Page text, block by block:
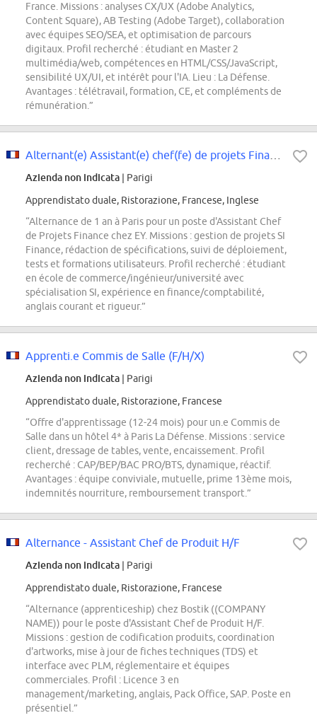
France. Missions : analyses CX/UX (Adobe Analytics,
Content Square), AB Testing (Adobe Target), collaboration
avec équipes SEO/SEA, et optimisation de parcours
digitaux. Profil recherché : étudiant en Master 2
multimédia/web, compétences en HTML/CSS/JavaScript,
sensibilité UX/UI, et intérêt pour l'IA. Lieu : La Défense.
Avantages : télétravail, formation, CE, et compléments de
rémunération.”
Azienda non indicata | Parigi
Apprendistato duale, Ristorazione, Francese, Inglese
“Alternance de 1 an à Paris pour un poste d'Assistant Chef
de Projets Finance chez EY. Missions : gestion de projets SI
Finance, rédaction de spécifications, suivi de déploiement,
tests et formations utilisateurs. Profil recherché : étudiant
en école de commerce/ingénieur/université avec
spécialisation SI, expérience en finance/comptabilité,
anglais courant et rigueur.”
Apprenti.e Commis de Salle (F/H/X)
Azienda non indicata | Parigi
Apprendistato duale, Ristorazione, Francese
“Offre d'apprentissage (12-24 mois) pour un.e Commis de
Salle dans un hôtel 4* à Paris La Défense. Missions : service
client, dressage de tables, vente, encaissement. Profil
recherché : CAP/BEP/BAC PRO/BTS, dynamique, réactif.
Avantages : équipe conviviale, mutuelle, prime 13ème mois,
indemnités nourriture, remboursement transport.”
Alternance - Assistant Chef de Produit H/F
Azienda non indicata | Parigi
Apprendistato duale, Ristorazione, Francese
“Alternance (apprenticeship) chez Bostik ((COMPANY
NAME)) pour le poste d'Assistant Chef de Produit H/F.
Missions : gestion de codification produits, coordination
d'artworks, mise à jour de fiches techniques (TDS) et
interface avec PLM, réglementaire et équipes
commerciales. Profil : Licence 3 en
management/marketing, anglais, Pack Office, SAP. Poste en
présentiel.”